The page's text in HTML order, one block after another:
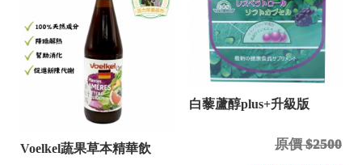
Voelkel蔬果草本精華飲
白藜蘆醇plus+升級版
原價 $2500